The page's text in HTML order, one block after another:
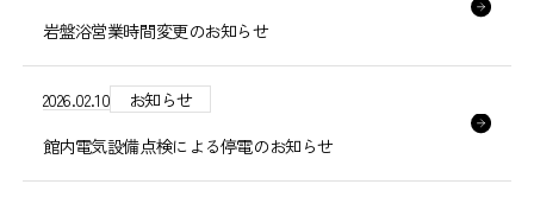
岩盤浴営業時間変更のお知らせ
2026.02.10
お知らせ
館内電気設備点検による停電のお知らせ